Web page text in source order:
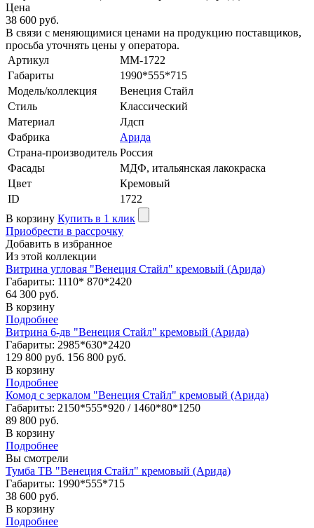
Цена
38 600 руб.
В связи с меняющимися ценами на продукцию поставщиков,
просьба уточнять цены у оператора.
Артикул
MM-1722
Габариты
1990*555*715
Модель/коллекция
Венеция Стайл
Стиль
Классический
Материал
Лдсп
Фабрика
Арида
Страна-производитель Россия
Фасады
МДФ, итальянская лакокраска
Цвет
Кремовый
ID
1722
В корзину Купить в 1 клик
Приобрести в рассрочку
Добавить в избранное
Из этой коллекции
Витрина угловая "Венеция Стайл" кремовый (Арида)
Габариты: 1110* 870*2420
64 300 руб.
В корзину
Подробнее
Витрина 6-дв "Венеция Стайл" кремовый (Арида)
Габариты: 2985*630*2420
129 800 руб. 156 800 руб.
В корзину
Подробнее
Комод с зеркалом "Венеция Стайл" кремовый (Арида)
Габариты: 2150*555*920 / 1460*80*1250
89 800 руб.
В корзину
Подробнее
Вы смотрели
Тумба ТВ "Венеция Стайл" кремовый (Арида)
Габариты: 1990*555*715
38 600 руб.
В корзину
Подробнее